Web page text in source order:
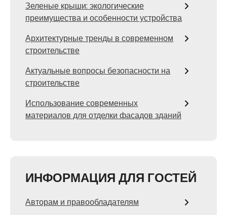
Зеленые крыши: экологические
преимущества и особенности устройства
Архитектурные тренды в современном
строительстве
Актуальные вопросы безопасности на
строительстве
Использование современных
материалов для отделки фасадов зданий
ИНФОРМАЦИЯ ДЛЯ ГОСТЕЙ
Авторам и правообладателям